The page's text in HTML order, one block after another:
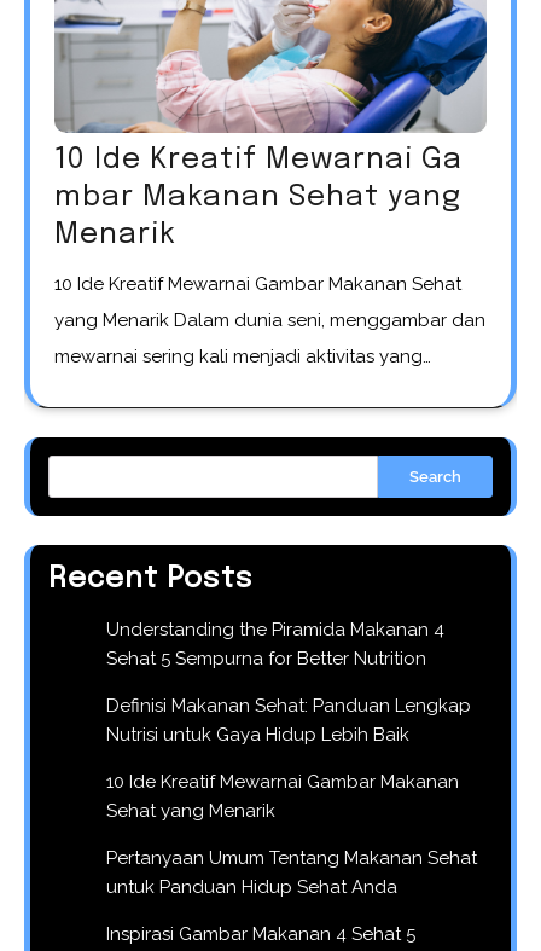
10 Ide Kreatif Mewarnai Ga
mbar Makanan Sehat yang
Menarik
10 Ide Kreatif Mewarnai Gambar Makanan Sehat
yang Menarik Dalam dunia seni, menggambar dan
mewarnai sering kali menjadi aktivitas yang…
Search
Recent Posts
Understanding the Piramida Makanan 4
Sehat 5 Sempurna for Better Nutrition
Definisi Makanan Sehat: Panduan Lengkap
Nutrisi untuk Gaya Hidup Lebih Baik
10 Ide Kreatif Mewarnai Gambar Makanan
Sehat yang Menarik
Pertanyaan Umum Tentang Makanan Sehat
untuk Panduan Hidup Sehat Anda
Inspirasi Gambar Makanan 4 Sehat 5